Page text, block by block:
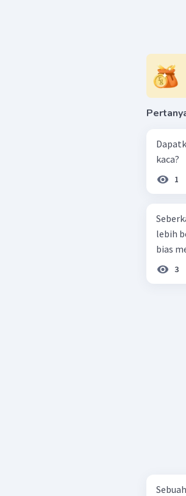
kaca?
1
lebih
bias
3